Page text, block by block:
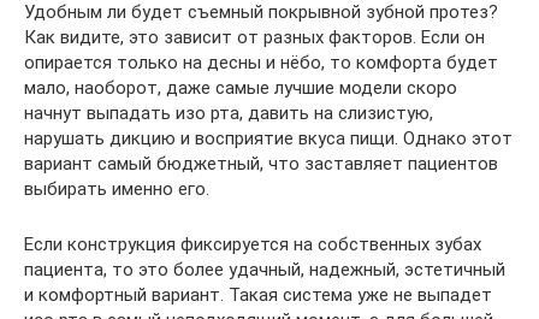
Удобным ли будет съемный покрывной зубной протез?
Как видите, это зависит от разных факторов. Если он
опирается только на десны и нёбо, то комфорта будет
мало, наоборот, даже самые лучшие модели скоро
начнут выпадать изо рта, давить на слизистую,
нарушать дикцию и восприятие вкуса пищи. Однако этот
вариант самый бюджетный, что заставляет пациентов
выбирать именно его.
Если конструкция фиксируется на собственных зубах
пациента, то это более удачный, надежный, эстетичный
и комфортный вариант. Такая система уже не выпадет